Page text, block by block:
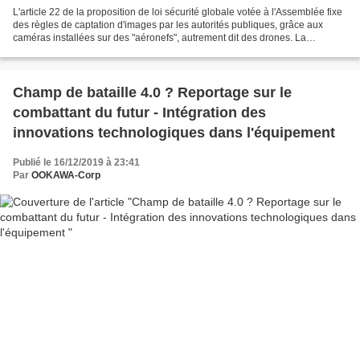
L'article 22 de la proposition de loi sécurité globale votée à l'Assemblée fixe
des règles de captation d'images par les autorités publiques, grâce aux
caméras installées sur des "aéronefs", autrement dit des drones. La
Champ de bataille 4.0 ? Reportage sur le
combattant du futur - Intégration des
innovations technologiques dans l'équipement
Publié le 16/12/2019 à 23:41
Par OOKAWA-Corp